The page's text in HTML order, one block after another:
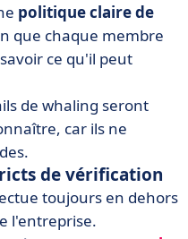
politique claire de
que chaque membre
ce qu'il peut
de whaling seront
car ils ne
de vérification
toujours en dehors
l'entreprise.